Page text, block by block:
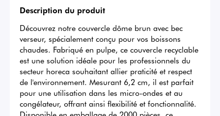
Description du produit
Découvrez notre couvercle dôme brun avec bec
verseur, spécialement conçu pour vos boissons
chaudes. Fabriqué en pulpe, ce couvercle recyclable
est une solution idéale pour les professionnels du
secteur horeca souhaitant allier praticité et respect
de l'environnement. Mesurant 6,2 cm, il est parfait
pour une utilisation dans les micro-ondes et au
congélateur, offrant ainsi flexibilité et fonctionnalité.